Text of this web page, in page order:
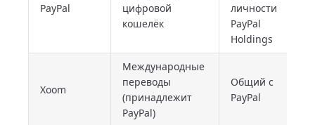
PayPal
цифровой
кошелёк
личности
PayPal
Holdings
Xoom
Международные
переводы
(принадлежит
PayPal)
Общий с
PayPal